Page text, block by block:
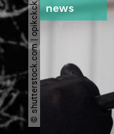
© shutterstock.com | opikckck